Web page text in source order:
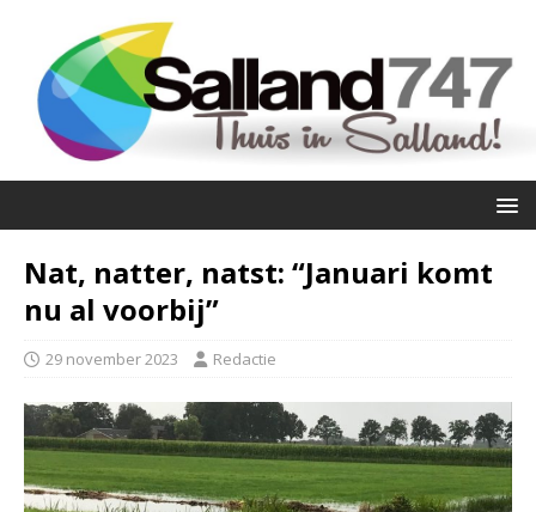
Nat, natter, natst: “Januari komt
nu al voorbij”
29 november 2023 Redactie